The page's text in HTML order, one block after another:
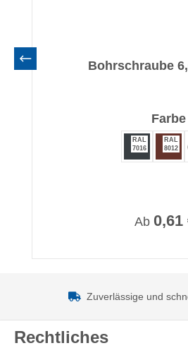
Bohrschraube
Farbe
RAL
7016
RAL
8012
Ab 0,61
Zuverlässige und
Rechtliches